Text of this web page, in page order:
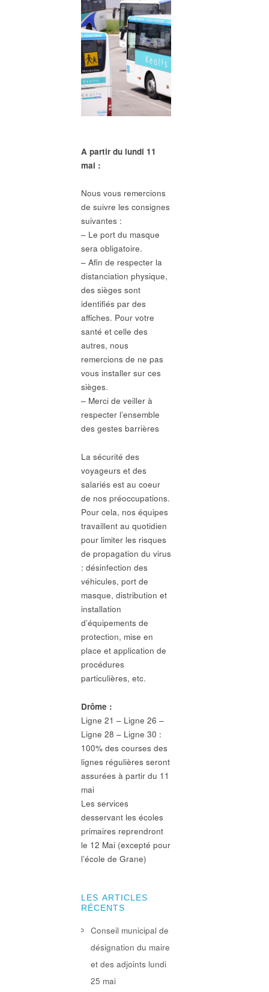
A partir du lundi 11
mai :
Nous vous remercions
de suivre les consignes
suivantes :
– Le port du masque
sera obligatoire.
– Afin de respecter la
distanciation physique,
des sièges sont
identifiés par des
affiches. Pour votre
santé et celle des
autres, nous
remercions de ne pas
vous installer sur ces
sièges.
– Merci de veiller à
respecter l’ensemble
des gestes barrières
La sécurité des
voyageurs et des
salariés est au coeur
de nos préoccupations.
Pour cela, nos équipes
travaillent au quotidien
pour limiter les risques
de propagation du virus
: désinfection des
véhicules, port de
masque, distribution et
installation
d’équipements de
protection, mise en
place et application de
procédures
particulières, etc.
Drôme :
Ligne 21 – Ligne 26 –
Ligne 28 – Ligne 30 :
100% des courses des
lignes régulières seront
assurées à partir du 11
mai
Les services
desservant les écoles
primaires reprendront
le 12 Mai (excepté pour
l’école de Grane)
LES ARTICLES
RÉCENTS
Conseil municipal de
désignation du maire
et des adjoints lundi
25 mai